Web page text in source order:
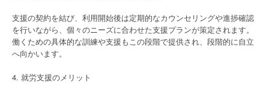
支援の契約を結び、利用開始後は定期的なカウンセリングや進捗確認
を行いながら、個々のニーズに合わせた支援プランが策定されます。
働くための具体的な訓練や支援もこの段階で提供され、段階的に自立
へ向かいます。
4. 就労支援のメリット